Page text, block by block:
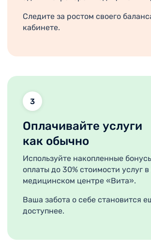
Следите за ростом своего
кабинете.
3
Оплачивайте услуги
как обычно
Используйте накопленные
оплаты до 30% стоимости услуг
медицинском центре «Вита».
Ваша забота о себе становится
доступнее.